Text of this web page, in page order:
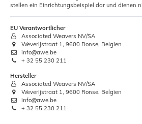
stellen ein Einrichtungsbeispiel dar und dienen
EU Verantwortlicher
Associated Weavers NV/SA
Weverijstraat 1, 9600 Ronse, Belgien
info@awe.be
+ 32 55 230 211
Hersteller
Associated Weavers NV/SA
Weverijstraat 1, 9600 Ronse, Belgien
info@awe.be
+ 32 55 230 211